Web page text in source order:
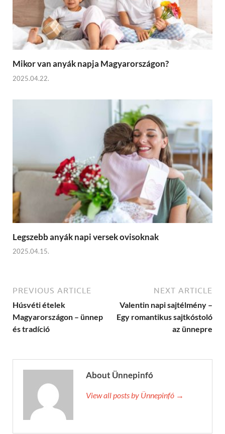
Mikor van anyák napja Magyarországon?
2025.04.22.
Legszebb anyák napi versek ovisoknak
2025.04.15.
PREVIOUS ARTICLE
Húsvéti ételek
Magyarországon – ünnep
és tradíció
NEXT ARTICLE
Valentin napi sajtélmény –
Egy romantikus sajtkóstoló
az ünnepre
About Ünnepinfó
View all posts by Ünnepinfó →